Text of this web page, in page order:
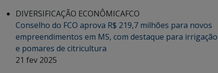
DIVERSIFICAÇÃO ECONÔMICAFCO
Conselho do FCO aprova R$ 219,7 milhões para novos
empreendimentos em MS, com destaque para irrigação
e pomares de citricultura
21 fev 2025